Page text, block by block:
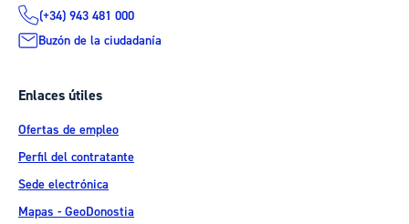
(+34) 943 481 000
Buzón de la ciudadanía
Enlaces útiles
Ofertas de empleo
Perfil del contratante
Sede electrónica
Mapas - GeoDonostia